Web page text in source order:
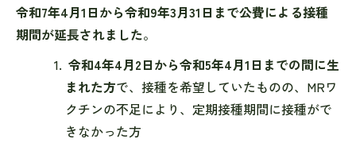
令和7年4月1日から令和9年3月31日まで公費による接種
期間が延長されました。
令和4年4月2日から令和5年4月1日までの間に生
まれた方で、接種を希望していたものの、MRワ
クチンの不足により、定期接種期間に接種がで
きなかった方